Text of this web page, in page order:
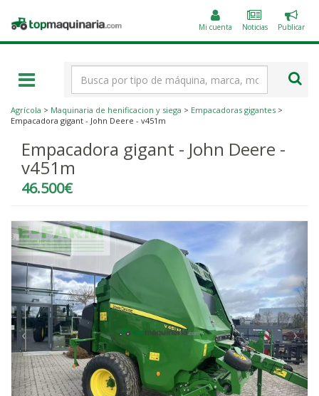
Topmaquinaria.com Mi cuenta Noticias
un
Publicar
Agrícola > Maquinaria de henificacion y siega > Empacadoras gigantes >
Empacadora gigant - John Deere - v451m
Empacadora gigant - John Deere -
v451m
46.500€
‹ ›